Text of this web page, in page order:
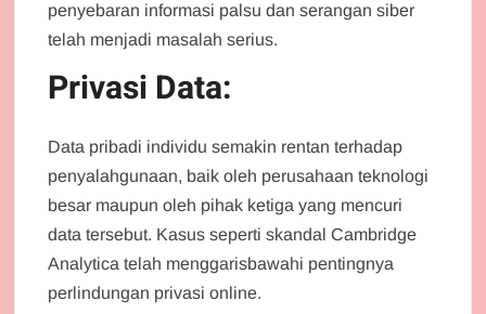
penyebaran informasi palsu dan serangan siber
telah menjadi masalah serius.
Privasi Data:
Data pribadi individu semakin rentan terhadap
penyalahgunaan, baik oleh perusahaan teknologi
besar maupun oleh pihak ketiga yang mencuri
data tersebut. Kasus seperti skandal Cambridge
Analytica telah menggarisbawahi pentingnya
perlindungan privasi online.